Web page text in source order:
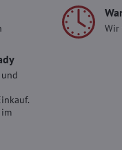
Wir